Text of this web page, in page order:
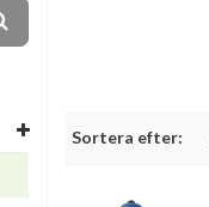
Sortera efter: